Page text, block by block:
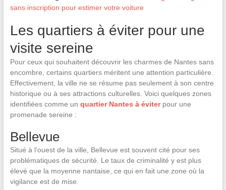
sans inscription pour estimer votre voiture
Les quartiers à éviter pour une
visite sereine
Pour ceux qui souhaitent découvrir les charmes de Nantes sans
encombre, certains quartiers méritent une attention particulière.
Effectivement, la ville ne se résume pas seulement à son centre
historique ou à ses attractions culturelles. Voici quelques zones
identifiées comme un quartier Nantes à éviterpour une
promenade sereine :
Bellevue
Situé à l’ouest de la ville, Bellevue est souvent cité pour ses
problématiques de sécurité. Le taux de criminalité y est plus
élevé que la moyenne nantaise, ce qui en fait une zone où la
vigilance est de mise.